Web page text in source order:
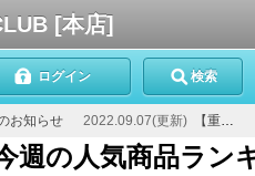
[本店]
ログイン 検索
お知らせ 2022.09.07(更新) 【重要】当店からのメールが届かないお客様へ
週の人気商品ラン